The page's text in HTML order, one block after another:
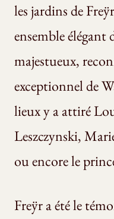
les jardins de
ensemble élégant
majestueux,
exceptionnel de
lieux y a attiré
Leszczynski,
ou encore le
Freÿr a été le